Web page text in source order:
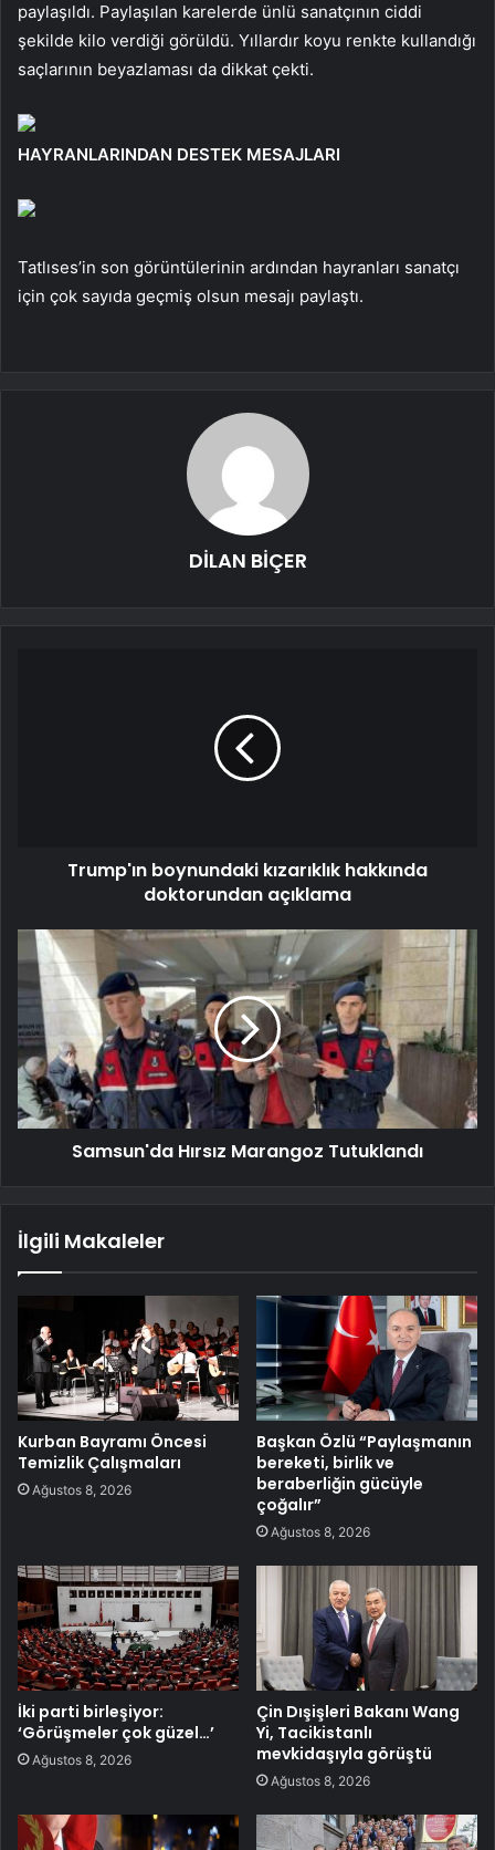
paylaşıldı. Paylaşılan karelerde ünlü sanatçının ciddi
şekilde kilo verdiği görüldü. Yıllardır koyu renkte kullandığı
saçlarının beyazlaması da dikkat çekti.
HAYRANLARINDAN DESTEK MESAJLARI
Tatlıses’in son görüntülerinin ardından hayranları sanatçı
için çok sayıda geçmiş olsun mesajı paylaştı.
DİLAN BİÇER
Trump'ın boynundaki kızarıklık hakkında
doktorundan açıklama
Samsun'da Hırsız Marangoz Tutuklandı
İlgili Makaleler
Kurban Bayramı Öncesi
Temizlik Çalışmaları
Ağustos 8, 2026
Başkan Özlü “Paylaşmanın
bereketi, birlik ve
beraberliğin gücüyle
çoğalır”
Ağustos 8, 2026
İki parti birleşiyor:
‘Görüşmeler çok güzel…’
Ağustos 8, 2026
Çin Dışişleri Bakanı Wang
Yi, Tacikistanlı
mevkidaşıyla görüştü
Ağustos 8, 2026